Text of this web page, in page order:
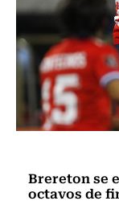
Brereton se
octavos de